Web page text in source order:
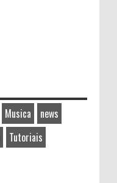
Musica
news
Tutoriais